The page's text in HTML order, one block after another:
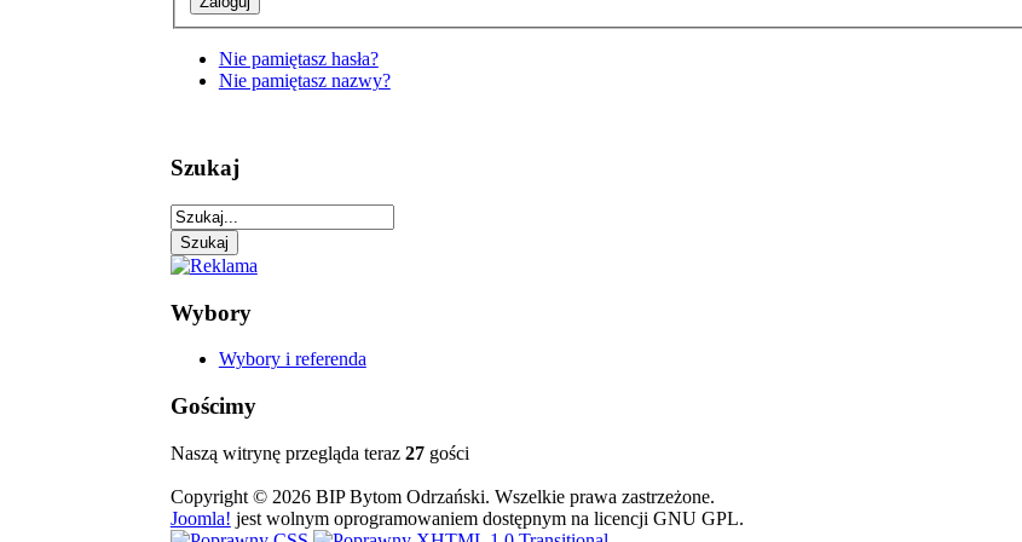
Nie pamiętasz hasła?
Nie pamiętasz nazwy?
Szukaj
Wybory
Wybory i referenda
Gościmy
Naszą witrynę przegląda teraz 27gości
Copyright © 2026 BIP Bytom Odrzański. Wszelkie prawa zastrzeżone.
Joomla! jest wolnym oprogramowaniem dostępnym na licencji GNU GPL.